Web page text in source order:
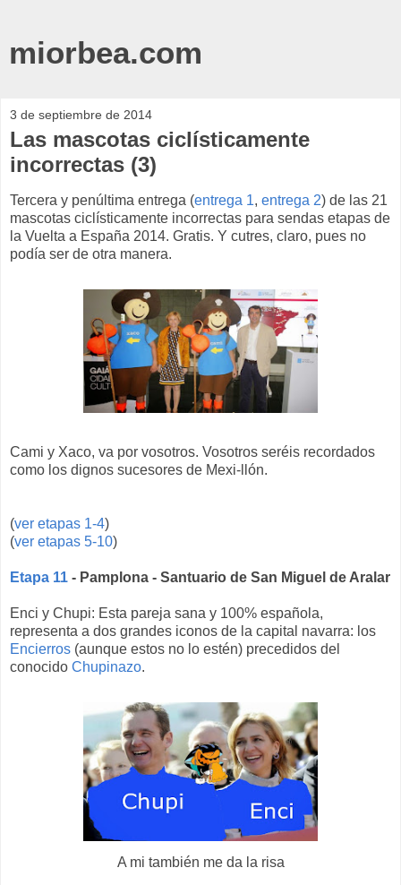
miorbea.com
3 de septiembre de 2014
Las mascotas ciclísticamente
incorrectas (3)
Tercera y penúltima entrega (entrega 1, entrega 2) de las 21
mascotas ciclísticamente incorrectas para sendas etapas de
la Vuelta a España 2014. Gratis. Y cutres, claro, pues no
podía ser de otra manera.
Cami y Xaco, va por vosotros. Vosotros seréis recordados
como los dignos sucesores de Mexi-llón.
(ver etapas 1-4)
(ver etapas 5-10)
Etapa 11 - Pamplona - Santuario de San Miguel de Aralar
Enci y Chupi: Esta pareja sana y 100% española,
representa a dos grandes iconos de la capital navarra: los
Encierros (aunque estos no lo estén) precedidos del
conocido Chupinazo.
A mi también me da la risa